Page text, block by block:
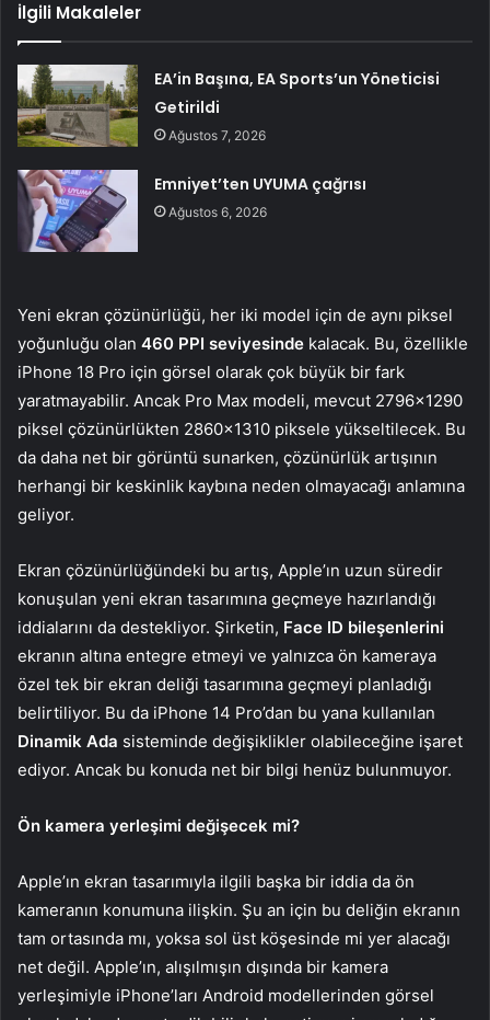
İlgili Makaleler
EA’in Başına, EA Sports’un Yöneticisi
Getirildi
Ağustos 7, 2026
Emniyet’ten UYUMA çağrısı
Ağustos 6, 2026
Yeni ekran çözünürlüğü, her iki model için de aynı piksel
yoğunluğu olan 460 PPI seviyesinde kalacak. Bu, özellikle
iPhone 18 Pro için görsel olarak çok büyük bir fark
yaratmayabilir. Ancak Pro Max modeli, mevcut 2796×1290
piksel çözünürlükten 2860×1310 piksele yükseltilecek. Bu
da daha net bir görüntü sunarken, çözünürlük artışının
herhangi bir keskinlik kaybına neden olmayacağı anlamına
geliyor.
Ekran çözünürlüğündeki bu artış, Apple’ın uzun süredir
konuşulan yeni ekran tasarımına geçmeye hazırlandığı
iddialarını da destekliyor. Şirketin, Face ID bileşenlerini
ekranın altına entegre etmeyi ve yalnızca ön kameraya
özel tek bir ekran deliği tasarımına geçmeyi planladığı
belirtiliyor. Bu da iPhone 14 Pro’dan bu yana kullanılan
Dinamik Ada sisteminde değişiklikler olabileceğine işaret
ediyor. Ancak bu konuda net bir bilgi henüz bulunmuyor.
Ön kamera yerleşimi değişecek mi?
Apple’ın ekran tasarımıyla ilgili başka bir iddia da ön
kameranın konumuna ilişkin. Şu an için bu deliğin ekranın
tam ortasında mı, yoksa sol üst köşesinde mi yer alacağı
net değil. Apple’ın, alışılmışın dışında bir kamera
yerleşimiyle iPhone’ları Android modellerinden görsel